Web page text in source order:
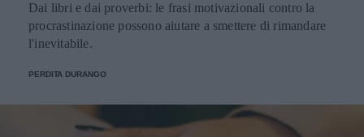
Dai libri e dai proverbi: le frasi motivazionali contro la
procrastinazione possono aiutare a smettere di rimandare
l'inevitabile.
PERDITA DURANGO